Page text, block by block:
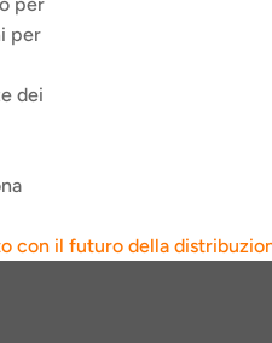
per
dei
con il futuro della